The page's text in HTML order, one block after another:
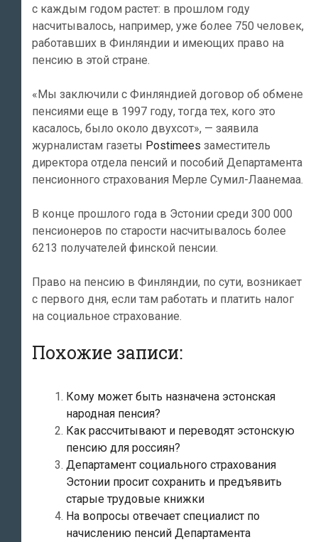
с каждым годом растет: в прошлом году
насчитывалось, например, уже более 750 человек,
работавших в Финляндии и имеющих право на
пенсию в этой стране.
«Мы заключили с Финляндией договор об обмене
пенсиями еще в 1997 году, тогда тех, кого это
касалось, было около двухсот», — заявила
журналистам газеты Postimees заместитель
директора отдела пенсий и пособий Департамента
пенсионного страхования Мерле Сумил-Лаанемаа.
В конце прошлого года в Эстонии среди 300 000
пенсионеров по старости насчитывалось более
6213 получателей финской пенсии.
Право на пенсию в Финляндии, по сути, возникает
с первого дня, если там работать и платить налог
на социальное страхование.
Похожие записи:
Кому может быть назначена эстонская
народная пенсия?
Как рассчитывают и переводят эстонскую
пенсию для россиян?
Департамент социального страхования
Эстонии просит сохранить и предъявить
старые трудовые книжки
На вопросы отвечает специалист по
начислению пенсий Департамента